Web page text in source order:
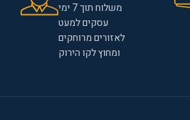
משלוח תוך 7 ימי
עסקים למעט
לאזורים מרוחקים
ומחוץ לקו הירוק